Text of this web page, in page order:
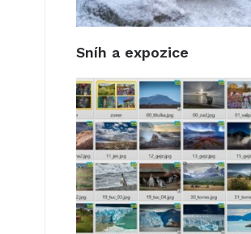
Sníh a expozice